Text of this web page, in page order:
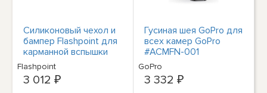
Силиконовый чехол и
бампер Flashpoint для
карманной вспышки
eVOLV200, черный,
#EVSKINV2BK
Flashpoint
3 012 ₽
Гусиная шея GoPro для
всех камер GoPro
#ACMFN-001
GoPro
3 332 ₽